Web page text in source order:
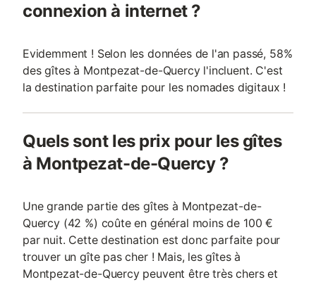
connexion à internet ?
Evidemment ! Selon les données de l'an passé, 58%
des gîtes à Montpezat-de-Quercy l'incluent. C'est
la destination parfaite pour les nomades digitaux !
Quels sont les prix pour les gîtes
à Montpezat-de-Quercy ?
Une grande partie des gîtes à Montpezat-de-
Quercy (42 %) coûte en général moins de 100 €
par nuit. Cette destination est donc parfaite pour
trouver un gîte pas cher ! Mais, les gîtes à
Montpezat-de-Quercy peuvent être très chers et